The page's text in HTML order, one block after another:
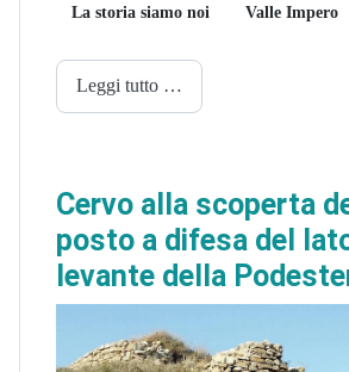
La storia siamo noi Valle Impero
Leggi tutto …
Cervo alla scoperta
posto a difesa del
levante della